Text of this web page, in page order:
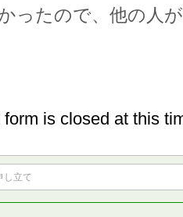
ったので、他の人
is closed at this
し立て